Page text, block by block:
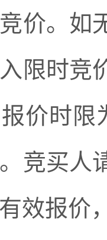
价。如
限时竞
价时限
竞买人
效报价